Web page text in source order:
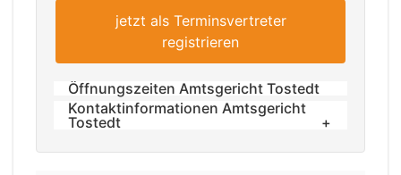
jetzt als Terminsvertreter
registrieren
Öffnungszeiten Amtsgericht Tostedt
Allgemeine Erreichbarkeit
Die allgemeinen Geschäftszeiten des
Kontaktinformationen Amtsgericht
Tostedt